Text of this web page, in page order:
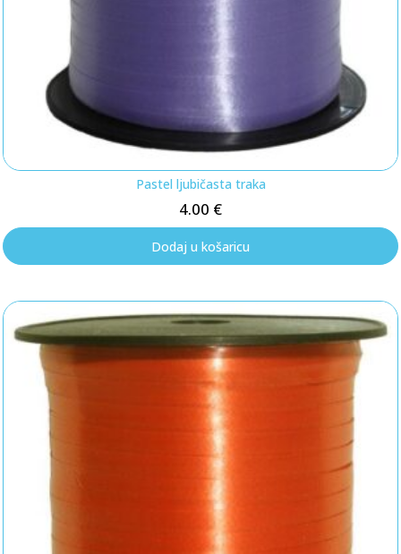
Pastel ljubičasta traka
4.00 €
Dodaj u košaricu